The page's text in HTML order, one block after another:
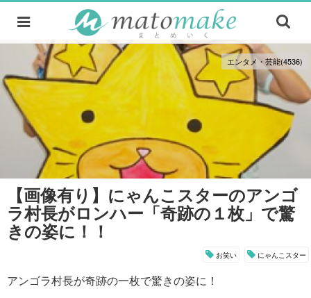
エンタメ・芸能(4536)
【画像有り】にゃんこスターのアンゴ
ラ村長がロンハー「奇跡の１枚」で驚
きの姿に！！
お笑い にゃんこスター
アンゴラ村長が奇跡の一枚で驚きの姿に！